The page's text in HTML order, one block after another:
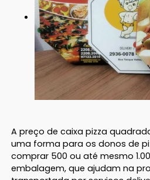
A preço de caixa pizza
uma forma para os donos de
comprar 500 ou até mesmo
embalagem, que ajudam na